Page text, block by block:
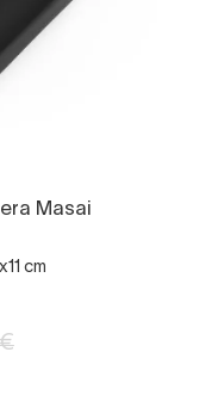
Masai
cm